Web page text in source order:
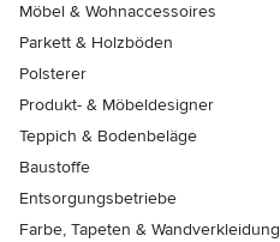
Möbel & Wohnaccessoires
Parkett & Holzböden
Polsterer
Produkt- & Möbeldesigner
Teppich & Bodenbeläge
Baustoffe
Entsorgungsbetriebe
Farbe, Tapeten & Wandverkleidung